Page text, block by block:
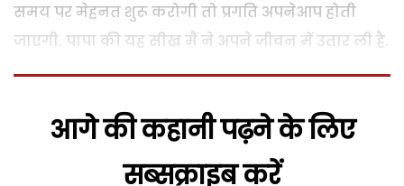
समय पर मेहनत शुरू करोगी तो प्रगति अपनेआप होती
जाएगी. पापा की यह सीख मैं ने अपने जीवन में उतार ली है.
आगे की कहानी पढ़ने के लिए
सब्सक्राइब करें